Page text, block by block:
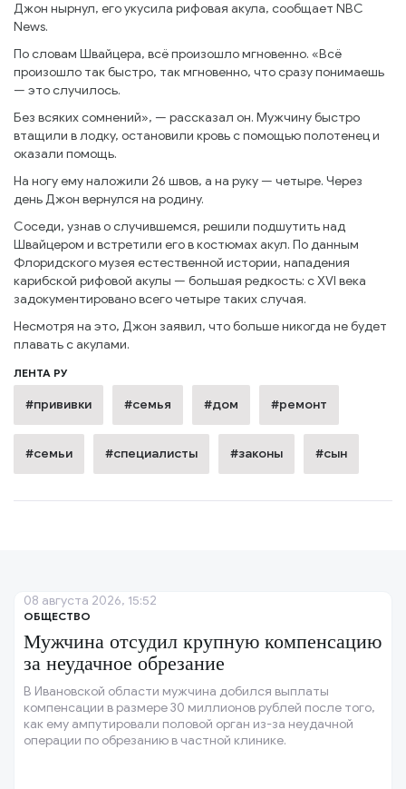
Джон нырнул, его укусила рифовая акула, сообщает NBC
News.
По словам Швайцера, всё произошло мгновенно. «Всё
произошло так быстро, так мгновенно, что сразу понимаешь
— это случилось.
Без всяких сомнений», — рассказал он. Мужчину быстро
втащили в лодку, остановили кровь с помощью полотенец и
оказали помощь.
На ногу ему наложили 26 швов, а на руку — четыре. Через
день Джон вернулся на родину.
Соседи, узнав о случившемся, решили подшутить над
Швайцером и встретили его в костюмах акул. По данным
Флоридского музея естественной истории, нападения
карибской рифовой акулы — большая редкость: с XVI века
задокументировано всего четыре таких случая.
Несмотря на это, Джон заявил, что больше никогда не будет
плавать с акулами.
ЛЕНТА РУ
#прививки #семья #дом #ремонт
#семьи #специалисты #законы #сын
ОБЩЕСТВО
Мужчина отсудил крупную компенсацию
за неудачное обрезание
В Ивановской области мужчина добился выплаты
компенсации в размере 30 миллионов рублей после того,
как ему ампутировали половой орган из-за неудачной
операции по обрезанию в частной клинике.
08 августа 2026, 15:52